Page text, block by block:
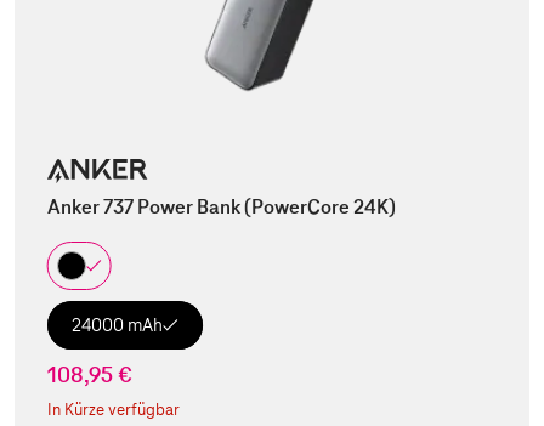
Anker 737 Power Bank (PowerCore 24K)
24000 mAh
108,95 €
In Kürze verfügbar